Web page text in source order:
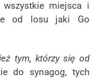
wszystkie miejsca i
od losu jaki Go
tym, którzy się od
do synagog, tych